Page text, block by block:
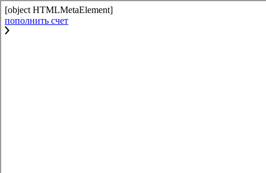
[object HTMLMetaElement]
пополнить счет